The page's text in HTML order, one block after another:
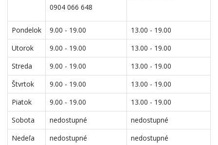
0904 066 648
Pondelok 9.00 - 19.00
13.00 - 19.00
Utorok
9.00 - 19.00
13.00 - 19.00
Streda
9.00 - 19.00
13.00 - 19.00
Štvrtok
9.00 - 19.00
13.00 - 19.00
Piatok
9.00 - 19.00
13.00 - 19.00
Sobota
nedostupné
nedostupné
Nedeľa
nedostupné nedostupné